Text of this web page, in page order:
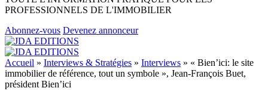
PROFESSIONNELS DE L'IMMOBILIER
Abonnez-vous Devenez annonceur
Accueil » Interviews & Stratégies » Interviews » « Bien’ici: le site
immobilier de référence, tout un symbole », Jean-François Buet,
président Bien’ici